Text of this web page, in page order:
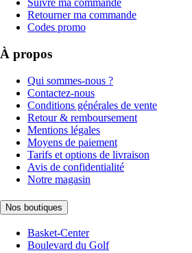
Suivre ma commande
Retourner ma commande
Codes promo
À propos
Qui sommes-nous ?
Contactez-nous
Conditions générales de vente
Retour & remboursement
Mentions légales
Moyens de paiement
Tarifs et options de livraison
Avis de confidentialité
Notre magasin
Nos boutiques
Basket-Center
Boulevard du Golf